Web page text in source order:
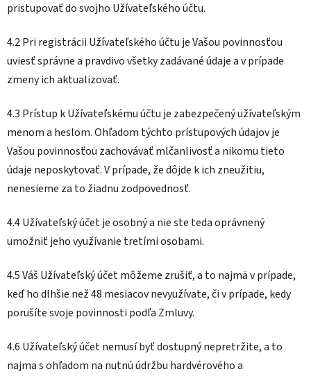
pristupovať do svojho Užívateľského účtu.
4.2 Pri registrácii Užívateľského účtu je Vašou povinnosťou
uviesť správne a pravdivo všetky zadávané údaje a v prípade
zmeny ich aktualizovať.
4.3 Prístup k Užívateľskému účtu je zabezpečený užívateľským
menom a heslom. Ohľadom týchto prístupových údajov je
Vašou povinnosťou zachovávať mlčanlivosť a nikomu tieto
údaje neposkytovať. V prípade, že dôjde k ich zneužitiu,
nenesieme za to žiadnu zodpovednosť.
4.4 Užívateľský účet je osobný a nie ste teda oprávnený
umožniť jeho využívanie tretími osobami.
4.5 Váš Užívateľský účet môžeme zrušiť, a to najmä v prípade,
keď ho dlhšie než 48 mesiacov nevyužívate, či v prípade, kedy
porušíte svoje povinnosti podľa Zmluvy.
4.6 Užívateľský účet nemusí byť dostupný nepretržite, a to
najmä s ohľadom na nutnú údržbu hardvérového a